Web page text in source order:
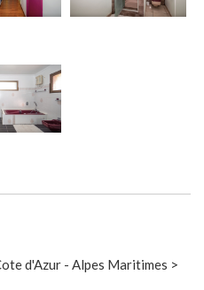
d'Azur - Alpes Maritimes >